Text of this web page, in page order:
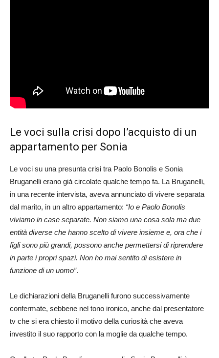
Le voci sulla crisi dopo l’acquisto di un
appartamento per Sonia
Le voci su una presunta crisi tra Paolo Bonolis e Sonia
Bruganelli erano già circolate qualche tempo fa. La Bruganelli,
in una recente intervista, aveva annunciato di vivere separata
dal marito, in un altro appartamento: “Io e Paolo Bonolis
viviamo in case separate. Non siamo una cosa sola ma due
entità diverse che hanno scelto di vivere insieme e, ora che i
figli sono più grandi, possono anche permettersi di riprendere
in parte i propri spazi. Non ho mai sentito di esistere in
funzione di un uomo”.
Le dichiarazioni della Bruganelli furono successivamente
confermate, sebbene nel tono ironico, anche dal presentatore
tv che si era chiesto il motivo della curiosità che aveva
investito il suo rapporto con la moglie da qualche tempo.